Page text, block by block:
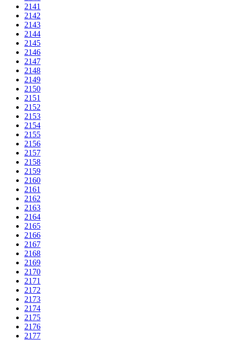
2141
2142
2143
2144
2145
2146
2147
2148
2149
2150
2151
2152
2153
2154
2155
2156
2157
2158
2159
2160
2161
2162
2163
2164
2165
2166
2167
2168
2169
2170
2171
2172
2173
2174
2175
2176
2177